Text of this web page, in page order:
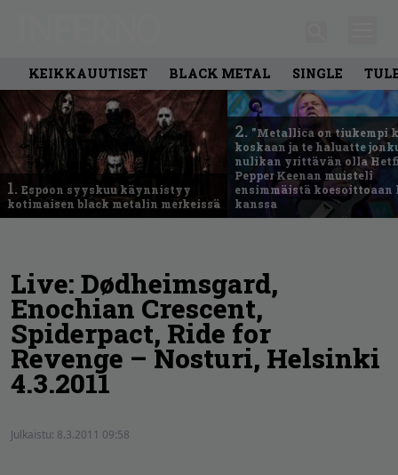
KEIKKAUUTISET BLACK METAL SINGLE
1. Espoon syyskuu käynnistyy
kotimaisen black metalin merkeissä
2. ”Metallica on tiukempi
koskaan ja te haluatte
nulikan yrittävän olla
Pepper Keenan muisteli
ensimmäistä
kanssa
Live: Dødheimsgard,
Enochian Crescent,
Spiderpact, Ride for
Revenge – Nosturi, Helsinki
4.3.2011
Julkaistu: 8.3.2011 09:58